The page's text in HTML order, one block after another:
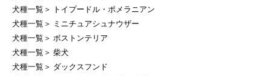
犬種一覧 ＞
トイプードル・ポメラニアン
犬種一覧 ＞
ミニチュアシュナウザー
犬種一覧 ＞ ボストンテリア
犬種一覧 ＞ 柴犬
犬種一覧 ＞ ダックスフンド